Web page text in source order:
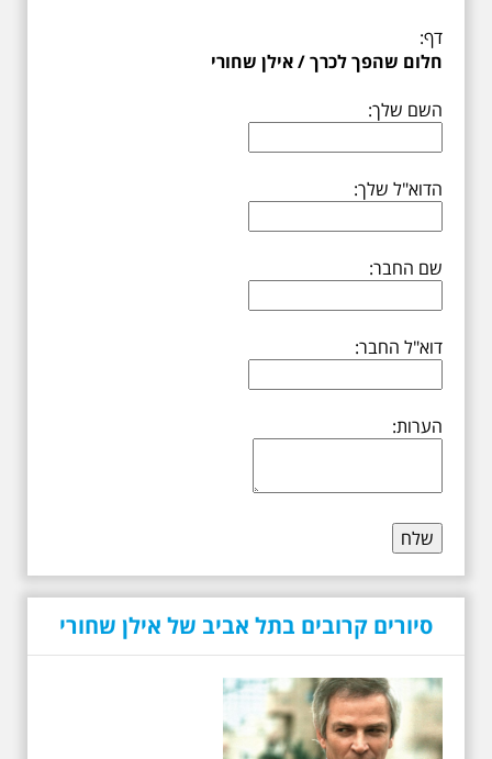
דף:
חלום שהפך לכרך / אילן שחורי
השם שלך:
הדוא"ל שלך:
שם החבר:
דוא"ל החבר:
הערות:
סיורים קרובים בתל אביב של אילן שחורי